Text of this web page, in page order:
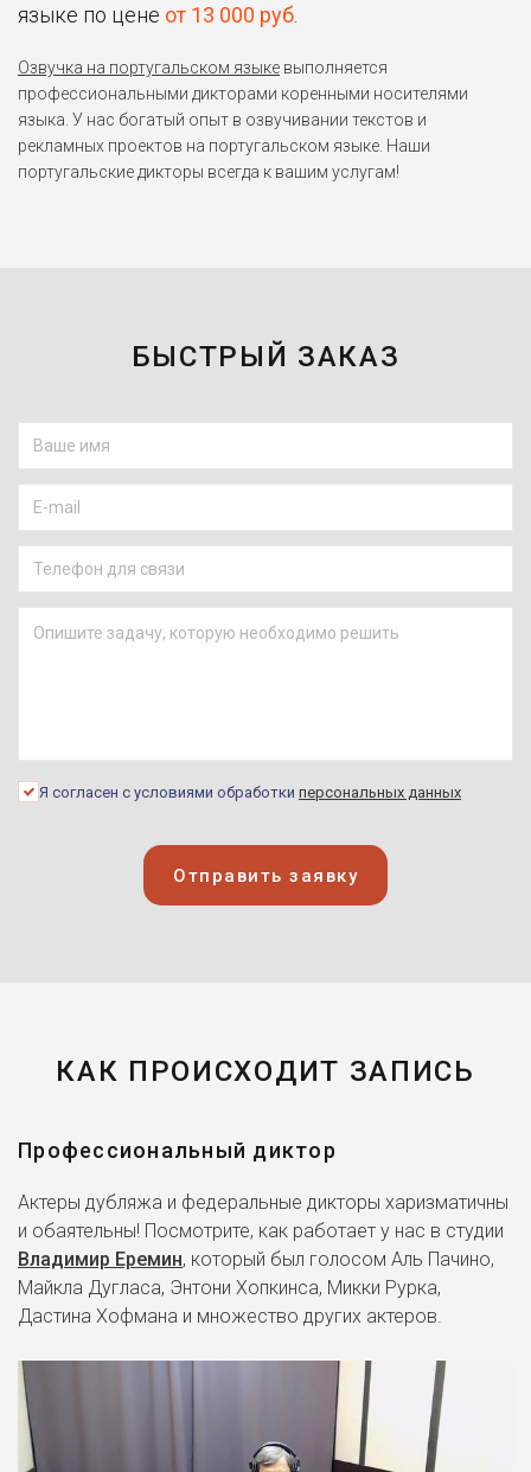
языке по цене от 13 000 руб
Озвучка на португальском языке выполняется
профессиональными дикторами коренными носителями
языка. У нас богатый опыт в озвучивании текстов и
рекламных проектов на португальском языке. Наши
португальские дикторы всегда к вашим услугам!
БЫСТРЫЙ ЗАКАЗ
Я согласен с условиями обработки персональных данных
Отправить заявку
КАК ПРОИСХОДИТ ЗАПИСЬ
Профессиональный диктор
Актеры дубляжа и федеральные дикторы харизматичны
и обаятельны! Посмотрите, как работает у нас в студии
Владимир Еремин, который был голосом Аль Пачино,
Майкла Дугласа, Энтони Хопкинса, Микки Рурка,
Дастина Хофмана и множество других актеров.